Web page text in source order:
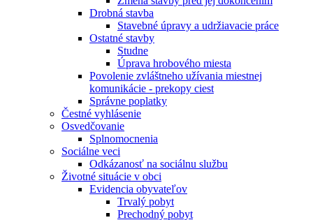
Drobná stavba
Stavebné úpravy a udržiavacie práce
Ostatné stavby
Studne
Úprava hrobového miesta
Povolenie zvláštneho užívania miestnej
komunikácie - prekopy ciest
Správne poplatky
Čestné vyhlásenie
Osvedčovanie
Splnomocnenia
Sociálne veci
Odkázanosť na sociálnu službu
Životné situácie v obci
Evidencia obyvateľov
Trvalý pobyt
Prechodný pobyt